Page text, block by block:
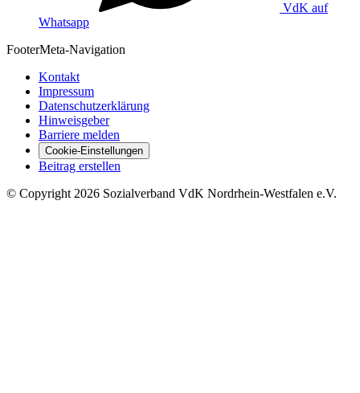
VdK auf
Whatsapp
FooterMeta-Navigation
Kontakt
Impressum
Datenschutzerklärung
Hinweisgeber
Barriere melden
Cookie-Einstellungen
Beitrag erstellen
© Copyright 2026 Sozialverband VdK Nordrhein-Westfalen e.V.